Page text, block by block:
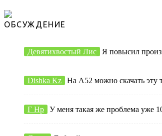
ОБСУЖДЕНИЕ
Девятихвостый Лис Я повысил
Dishka Kz На А52 можно скачать эту
Г Нр У меня такая же проблема уже